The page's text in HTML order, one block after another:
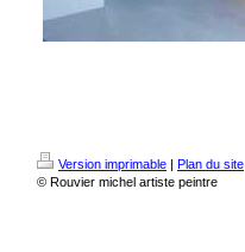
Version imprimable | Plan du site
© Rouvier michel artiste peintre